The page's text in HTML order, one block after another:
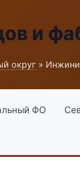
и
округ »
ФО